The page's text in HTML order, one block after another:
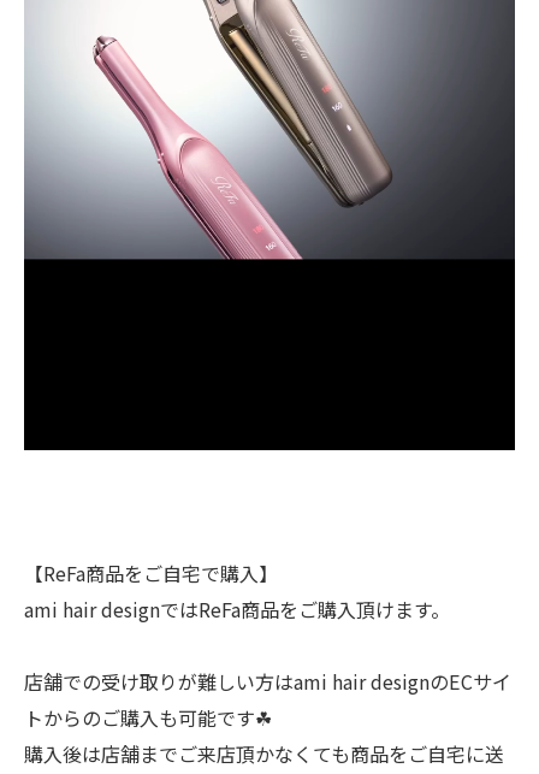
【ReFa商品をご自宅で購入】
ami hair designではReFa商品をご購入頂けます。
店舗での受け取りが難しい方はami hair designのECサイ
トからのご購入も可能です☘︎
購入後は店舗までご来店頂かなくても商品をご自宅に送